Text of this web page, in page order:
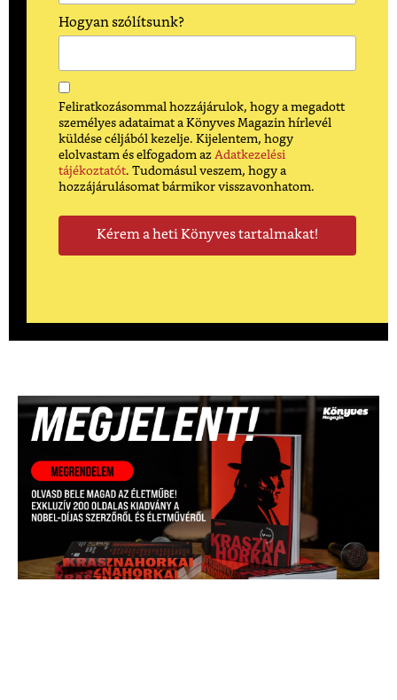
Hogyan szólítsunk?
Feliratkozásommal hozzájárulok, hogy a megadott
személyes adataimat a Könyves Magazin hírlevél
küldése céljából kezelje. Kijelentem, hogy
elolvastam és elfogadom az Adatkezelési
tájékoztatót. Tudomásul veszem, hogy a
hozzájárulásomat bármikor visszavonhatom.